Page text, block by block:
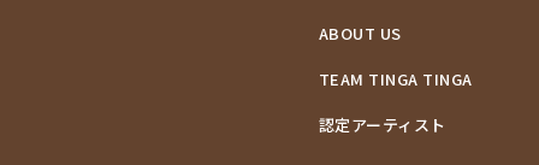
ABOUT US
TEAM TINGA TINGA
認定アーティスト